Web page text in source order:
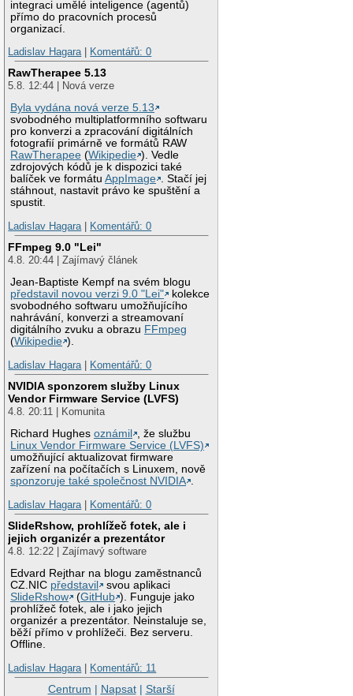
integraci umělé inteligence (agentů)
přímo do pracovních procesů
organizací.
Ladislav Hagara| Komentářů: 0
RawTherapee 5.13
5.8. 12:44 | Nová verze
Byla vydána nová verze 5.13
svobodného multiplatformního softwaru
pro konverzi a zpracování digitálních
fotografií primárně ve formátů RAW
RawTherapee (Wikipedie ). Vedle
zdrojových kódů je k dispozici také
balíček ve formátuAppImage . Stačí jej
stáhnout, nastavit právo ke spuštění a
spustit.
Ladislav Hagara| Komentářů: 0
FFmpeg 9.0 "Lei"
4.8. 20:44 | Zajímavý článek
Jean-Baptiste Kempf na svém blogu
představil novou verzi 9.0 "Lei"
kolekce
svobodného softwaru umožňujícího
nahrávání, konverzi a streamovaní
digitálního zvuku a obrazu FFmpeg
(Wikipedie ).
Ladislav Hagara| Komentářů: 0
NVIDIA sponzorem služby Linux
Vendor Firmware Service (LVFS)
4.8. 20:11 | Komunita
Richard Hughesoznámil
, že službu
Linux Vendor Firmware Service (LVFS)
umožňující aktualizovat firmware
zařízení na počítačích s Linuxem, nově
sponzoruje také společnost NVIDIA .
Ladislav Hagara| Komentářů: 0
SlideRshow, prohlížeč fotek, ale i
jejich organizér a prezentátor
4.8. 12:22 | Zajímavý software
Edvard Rejthar na blogu zaměstnanců
CZ.NIC představil
svou aplikaci
SlideRshow
(GitHub ). Funguje jako
prohlížeč fotek, ale i jako jejich
organizér a prezentátor. Neinstaluje se,
běží přímo v prohlížeči. Bez serveru.
Offline.
Ladislav Hagara| Komentářů: 11
Centrum | Napsat| Starší